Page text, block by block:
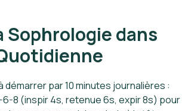
Sophrologie dans
démarrer par 10 minutes journalières :
8 (inspir 4s, retenue 6s, expir 8s) pour